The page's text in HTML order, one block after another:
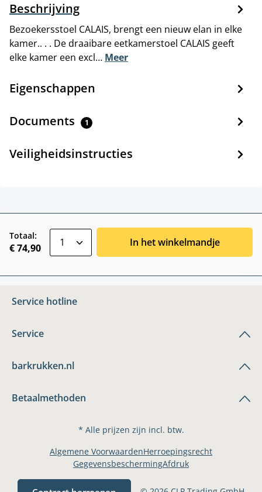
Beschrijving
Bezoekersstoel CALAIS, brengt een nieuw elan in elke
kamer.. . . De draaibare eetkamerstoel CALAIS geeft
elke kamer een excl… Meer
Eigenschappen
Documents 1
Veiligheidsinstructies
Totaal:
€ 74,90 In het winkelmandje
Service hotline
Service
barkrukken.nl
Betaalmethoden
* Alle prijzen zijn incl. btw.
Algemene VoorwaardenHerroepingsrecht
GegevensbeschermingAfdruk